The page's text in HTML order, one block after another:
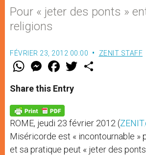
Pour « jeter des ponts »
religions
FÉVRIER 23, 2012 00:00 ZENIT STAFF
W
t
s
p
p
M
e
s
e
g
e
r
F
a
e
b
o
k
w
Share this Entry
ROME, jeudi 23 février 2012 (
Miséricorde est « incontournable »
et sa pratique peut « jeter des